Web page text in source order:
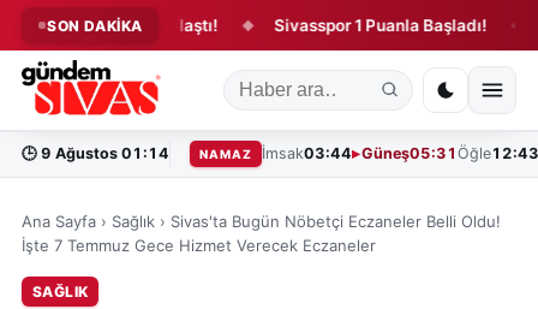
SON DAKİKA
teklifi yasalaştı! ◆ Sivasspor 1 Puanla Başladı! ◆ “Bin
🕒 9 Ağustos 01:14 NAMAZ İmsak03:44 Güneş05:31 Öğle12:43
Ana Sayfa › Sağlık › Sivas'ta Bugün Nöbetçi Eczaneler Belli Oldu!
İşte 7 Temmuz Gece Hizmet Verecek Eczaneler
SAĞLIK